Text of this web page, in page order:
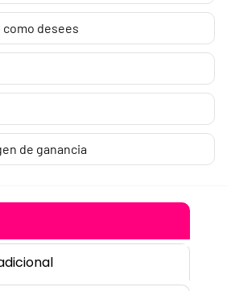
desees
de ganancia